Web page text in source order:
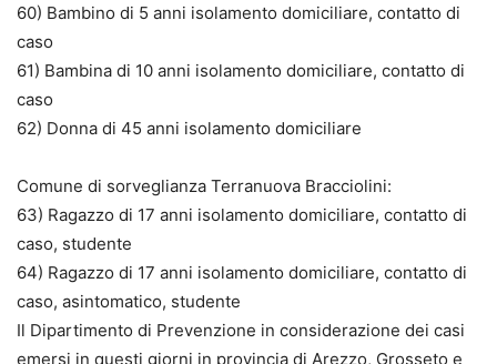
60) Bambino di 5 anni isolamento domiciliare, contatto di
caso
61) Bambina di 10 anni isolamento domiciliare, contatto di
caso
62) Donna di 45 anni isolamento domiciliare
Comune di sorveglianza Terranuova Bracciolini:
63) Ragazzo di 17 anni isolamento domiciliare, contatto di
caso, studente
64) Ragazzo di 17 anni isolamento domiciliare, contatto di
caso, asintomatico, studente
Il Dipartimento di Prevenzione in considerazione dei casi
emersi in questi giorni in provincia di Arezzo, Grosseto e